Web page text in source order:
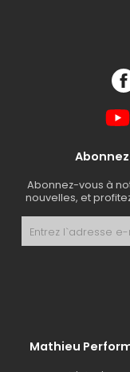
Abonnez-vous à
nouvelles, et
Mathieu